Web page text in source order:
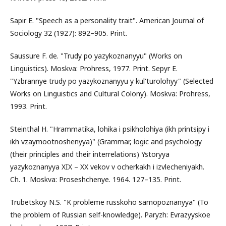
Sapir E. "Speech as a personality trait". American Journal of
Sociology 32 (1927): 892–905. Print.
Saussure F. de. "Trudy po yazykoznanyyu" (Works on
Linguistics). Moskva: Prohress, 1977. Print. Sepyr E.
"Yzbrannye trudy po yazykoznanyyu y kul'turolohyy" (Selected
Works on Linguistics and Cultural Colony). Moskva: Prohress,
1993. Print.
Steinthal H. "Hrammatika, lohika i psikholohiya (ikh printsipy i
ikh vzaymootnoshenyya)" (Grammar, logic and psychology
(their principles and their interrelations) Ystoryya
yazykoznanyya XIX – XX vekov v ocherkakh i izvlecheniyakh.
Ch. 1. Moskva: Proseshchenye. 1964. 127–135. Print.
Trubetskoy N.S. "K probleme russkoho samopoznanyya" (To
the problem of Russian self-knowledge). Paryzh: Evrazyyskoe